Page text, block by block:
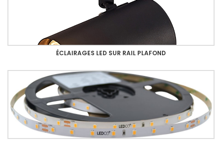
ÉCLAIRAGES LED SUR RAIL PLAFOND